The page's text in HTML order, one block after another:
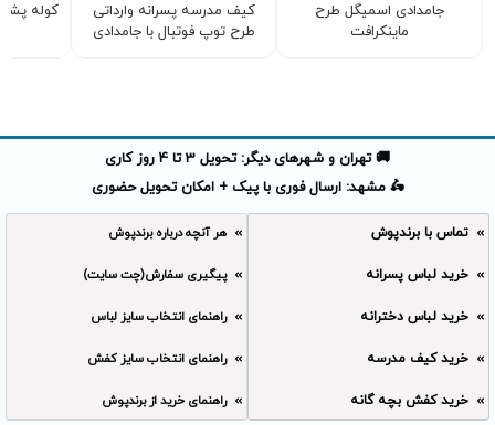
جامدادی اسمیگل طرح
ماینکرافت
کیف مدرسه پسرانه وارداتی
طرح توپ فوتبال با جامدادی
کوله
🚚 تهران و شهرهای دیگر: تحویل 3 تا 4 روز کاری
🛵 مشهد: ارسال فوری با پیک + امکان تحویل حضوری
تماس با برندپوش
خرید لباس پسرانه
خرید لباس دخترانه
خرید کیف مدرسه
خرید کفش بچه گانه
هر آنچه درباره برندپوش
پیگیری سفارش(چت سایت)
راهنمای انتخاب سایز لباس
راهنمای انتخاب سایز کفش
راهنمای خرید از برندپوش